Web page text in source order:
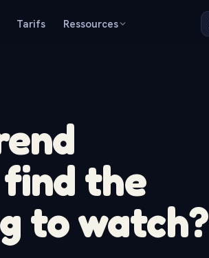
Tarifs Ressources
the
to watch?